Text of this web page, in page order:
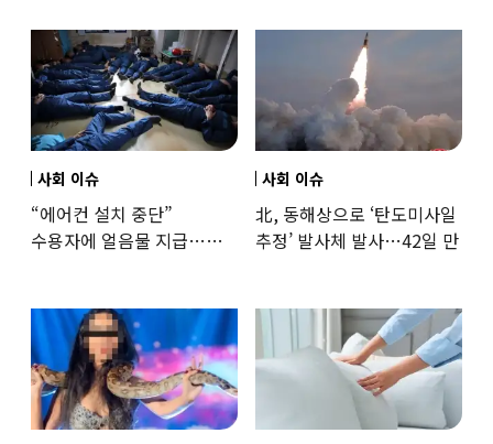
사회 이슈
“에어컨 설치 중단”
수용자에 얼음물 지급…
사회 이슈
北, 동해상으로 ‘탄도미사일
추정’ 발사체 발사…42일 만